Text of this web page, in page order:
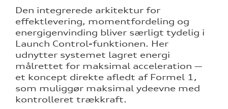
Den integrerede arkitektur for
effektlevering, momentfordeling og
energigenvinding bliver særligt tydelig i
Launch Control-funktionen. Her
udnytter systemet lagret energi
målrettet for maksimal acceleration —
et koncept direkte afledt af Formel 1,
som muliggør maksimal ydeevne med
kontrolleret trækkraft.